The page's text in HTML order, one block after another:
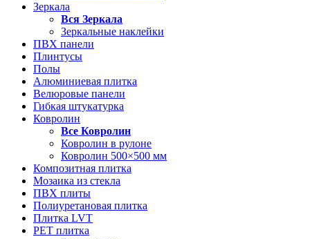
Зеркала
Вся Зеркала
Зеркальные наклейки
ПВХ панели
Плинтусы
Полы
Алюминиевая плитка
Велюровые панели
Гибкая штукатурка
Ковролин
Все Ковролин
Ковролин в рулоне
Ковролин 500×500 мм
Композитная плитка
Мозаика из стекла
ПВХ плиты
Полиуретановая плитка
Плитка LVT
РЕТ плитка